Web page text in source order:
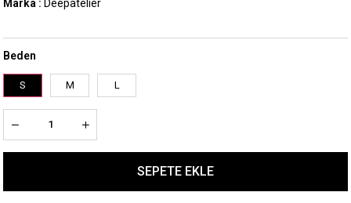
Marka : Deepatelier
Beden
S M L